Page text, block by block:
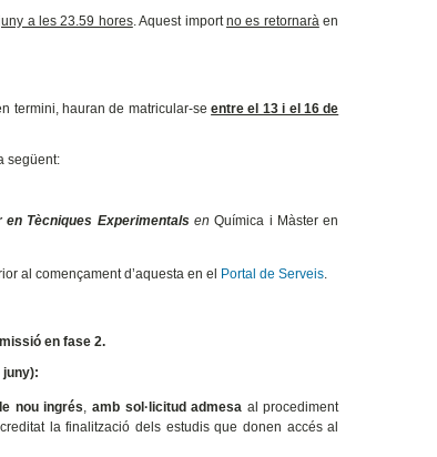
a les 23.59 hores. Aquest importno es retornaràen
termini, hauran de matricular-seentre el 13 i el 16 de
següent:
Tècniques Experimentals enQuímica i Màster en
al començament d’aquesta en el Portal de Serveis.
en fase 2.
juny):
nou ingrés,amb sol·licitud admesa al procediment
la finalització dels estudis que donen accés al